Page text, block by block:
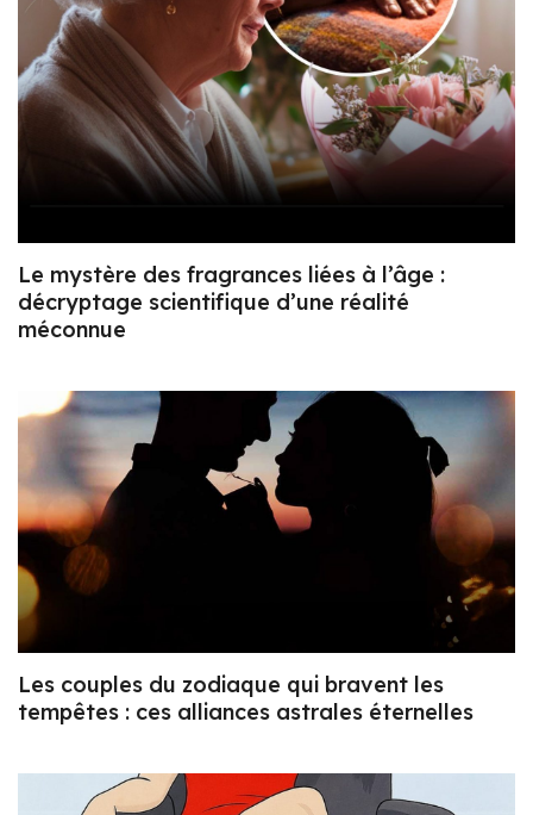
Le mystère des fragrances liées à l’âge :
décryptage scientifique d’une réalité
méconnue
Les couples du zodiaque qui bravent les
tempêtes : ces alliances astrales éternelles